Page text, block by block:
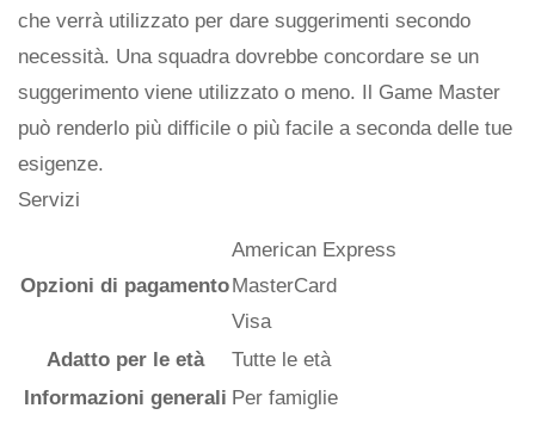
che verrà utilizzato per dare suggerimenti secondo
necessità. Una squadra dovrebbe concordare se un
suggerimento viene utilizzato o meno. Il Game Master
può renderlo più difficile o più facile a seconda delle tue
esigenze.
Servizi
Opzioni di pagamento
American Express
MasterCard
Visa
Adatto per le età
Tutte le età
Informazioni generali Per famiglie